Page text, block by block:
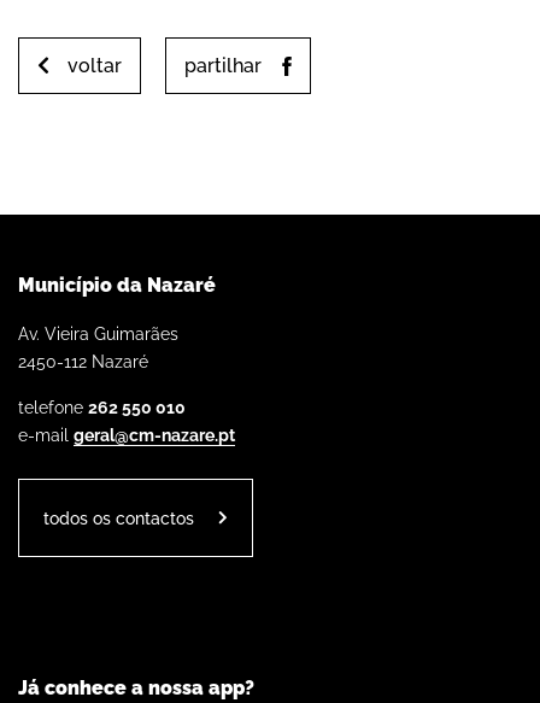
voltar partilhar
Município da Nazaré
Av. Vieira Guimarães
2450-112 Nazaré
telefone 262 550 010
e-mail geral@cm-nazare.pt
todos os contactos
Já conhece a nossa app?